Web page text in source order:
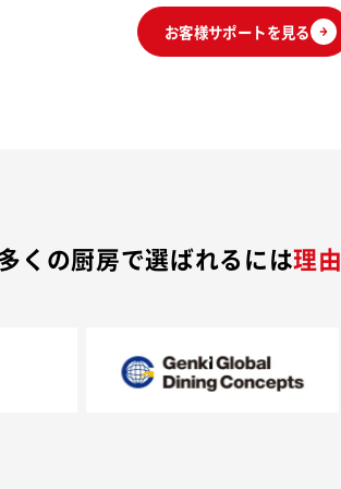
お客様サポートを見る
くの厨房で選ばれるには理由